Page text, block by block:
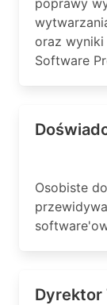
poprawy
oraz wyniki
Software
Osobiste
Dyrektor